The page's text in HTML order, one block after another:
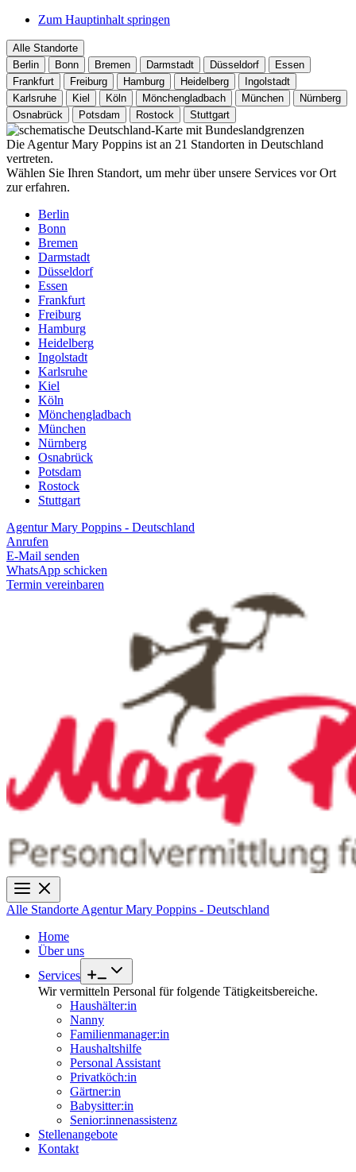
Zum Hauptinhalt springen
Alle Standorte
Berlin
Bonn Bremen Darmstadt Düsseldorf
Essen
Frankfurt
Freiburg Hamburg Heidelberg
Ingolstadt
Karlsruhe
Kiel Köln Mönchengladbach München
Nürnberg
Osnabrück
Potsdam Rostock Stuttgart
Die Agentur Mary Poppins ist an 21 Standorten in Deutschland
vertreten.
Wählen Sie Ihren Standort, um mehr über unsere Services vor Ort
zur erfahren.
Berlin
Bonn
Bremen
Darmstadt
Düsseldorf
Essen
Frankfurt
Freiburg
Hamburg
Heidelberg
Ingolstadt
Karlsruhe
Kiel
Köln
Mönchengladbach
München
Nürnberg
Osnabrück
Potsdam
Rostock
Stuttgart
Agentur Mary Poppins - Deutschland
Anrufen
E-Mail senden
WhatsApp schicken
Termin vereinbaren
Alle Standorte Agentur Mary Poppins - Deutschland
Home
Über uns
Services
Wir vermitteln Personal für folgende Tätigkeitsbereiche.
Haushälter:in
Nanny
Familienmanager:in
Haushaltshilfe
Personal Assistant
Privatköch:in
Gärtner:in
Babysitter:in
Senior:innenassistenz
Stellenangebote
Kontakt